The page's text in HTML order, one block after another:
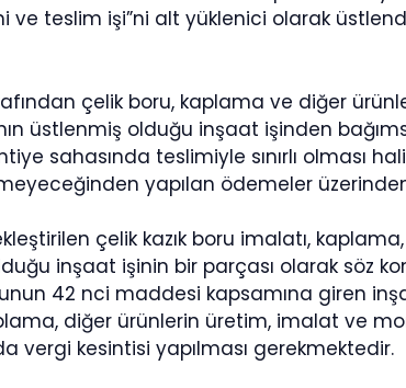
ve teslim işi”ni alt yüklenici olarak
çelik boru, kaplama ve diğer
üstlenmiş olduğu inşaat işinden
sahasında teslimiyle sınırlı olması
yapılan ödemeler
çelik kazık boru imalatı,
inşaat işinin bir parçası olarak söz
42 nci maddesi kapsamına giren
diğer ürünlerin üretim, imalat ve
vergi kesintisi yapılması gerekmektedir.